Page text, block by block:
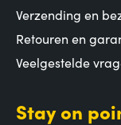
Verzending en
Retouren en
Veelgestelde
Stay on